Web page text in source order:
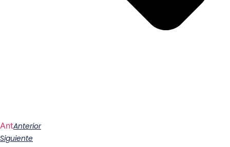
AntAnterior
Siguiente